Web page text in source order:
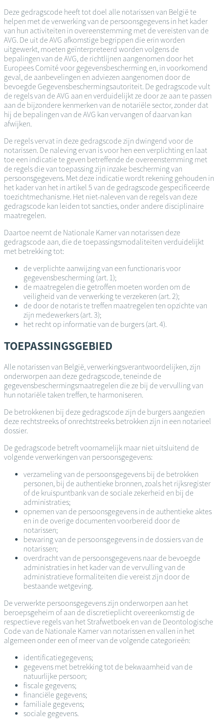
Deze gedragscode heeft tot doel alle notarissen van België te
helpen met de verwerking van de persoonsgegevens in het kader
van hun activiteiten in overeenstemming met de vereisten van de
AVG. De uit de AVG afkomstige begrippen die erin worden
uitgewerkt, moeten geïnterpreteerd worden volgens de
bepalingen van de AVG, de richtlijnen aangenomen door het
Europees Comité voor gegevensbescherming en, in voorkomend
geval, de aanbevelingen en adviezen aangenomen door de
bevoegde Gegevensbeschermingsautoriteit. De gedragscode vult
de regels van de AVG aan en verduidelijkt ze door ze aan te passen
aan de bijzondere kenmerken van de notariële sector, zonder dat
hij de bepalingen van de AVG kan vervangen of daarvan kan
afwijken.
De regels vervat in deze gedragscode zijn dwingend voor de
notarissen. De naleving ervan is voor hen een verplichting en laat
toe een indicatie te geven betreffende de overeenstemming met
de regels die van toepassing zijn inzake bescherming van
persoonsgegevens. Met deze indicatie wordt rekening gehouden in
het kader van het in artikel 5 van de gedragscode gespecificeerde
toezichtmechanisme. Het niet-naleven van de regels van deze
gedragscode kan leiden tot sancties, onder andere disciplinaire
maatregelen.
Daartoe neemt de Nationale Kamer van notarissen deze
gedragscode aan, die de toepassingsmodaliteiten verduidelijkt
met betrekking tot:
de verplichte aanwijzing van een functionaris voor
gegevensbescherming (art. 1);
de maatregelen die getroffen moeten worden om de
veiligheid van de verwerking te verzekeren (art. 2);
de door de notaris te treffen maatregelen ten opzichte van
zijn medewerkers (art. 3);
het recht op informatie van de burgers (art. 4).
TOEPASSINGSGEBIED
Alle notarissen van België, verwerkingsverantwoordelijken, zijn
onderworpen aan deze gedragscode, teneinde de
gegevensbeschermingsmaatregelen die ze bij de vervulling van
hun notariële taken treffen, te harmoniseren.
De betrokkenen bij deze gedragscode zijn de burgers aangezien
deze rechtstreeks of onrechtstreeks betrokken zijn in een notarieel
dossier.
De gedragscode betreft voornamelijk maar niet uitsluitend de
volgende verwerkingen van persoonsgegevens:
verzameling van de persoonsgegevens bij de betrokken
personen, bij de authentieke bronnen, zoals het rijksregister
of de kruispuntbank van de sociale zekerheid en bij de
administraties;
opnemen van de persoonsgegevens in de authentieke aktes
en in de overige documenten voorbereid door de
notarissen;
bewaring van de persoonsgegevens in de dossiers van de
notarissen;
overdracht van de persoonsgegevens naar de bevoegde
administraties in het kader van de vervulling van de
administratieve formaliteiten die vereist zijn door de
bestaande wetgeving.
De verwerkte persoonsgegevens zijn onderworpen aan het
beroepsgeheim of aan de discretieplicht overeenkomstig de
respectieve regels van het Strafwetboek en van de Deontologische
Code van de Nationale Kamer van notarissen en vallen in het
algemeen onder een of meer van de volgende categorieën:
identificatiegegevens;
gegevens met betrekking tot de bekwaamheid van de
natuurlijke persoon;
fiscale gegevens;
financiële gegevens;
familiale gegevens;
sociale gegevens.